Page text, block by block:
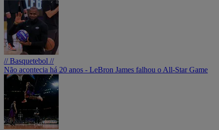
// Basquetebol //
Não acontecia há 20 anos - LeBron James falhou o All-Star Game